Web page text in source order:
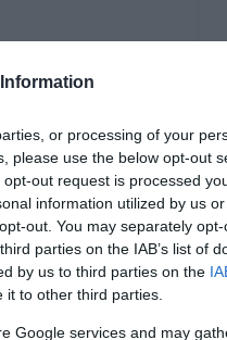
or processing of your
please use the below opt-out
out request is processed
information utilized by us
out. You may separately
parties on the IAB’s list of
by us to third parties on the
to other third parties.
Google services and may
2025-
értékelte az
budapesti
azonban